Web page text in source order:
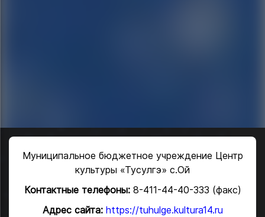
Муниципальное бюджетное учреждение Центр
культуры «Тусулгэ» с.Ой
Контактные телефоны:8-411-44-40-333 (факс)
Адрес сайта: https://tuhulge.kultura14.ru